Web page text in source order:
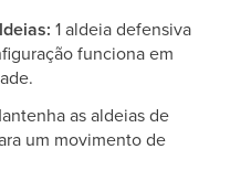
1 aldeia defensiva
funciona em
as aldeias de
um movimento de